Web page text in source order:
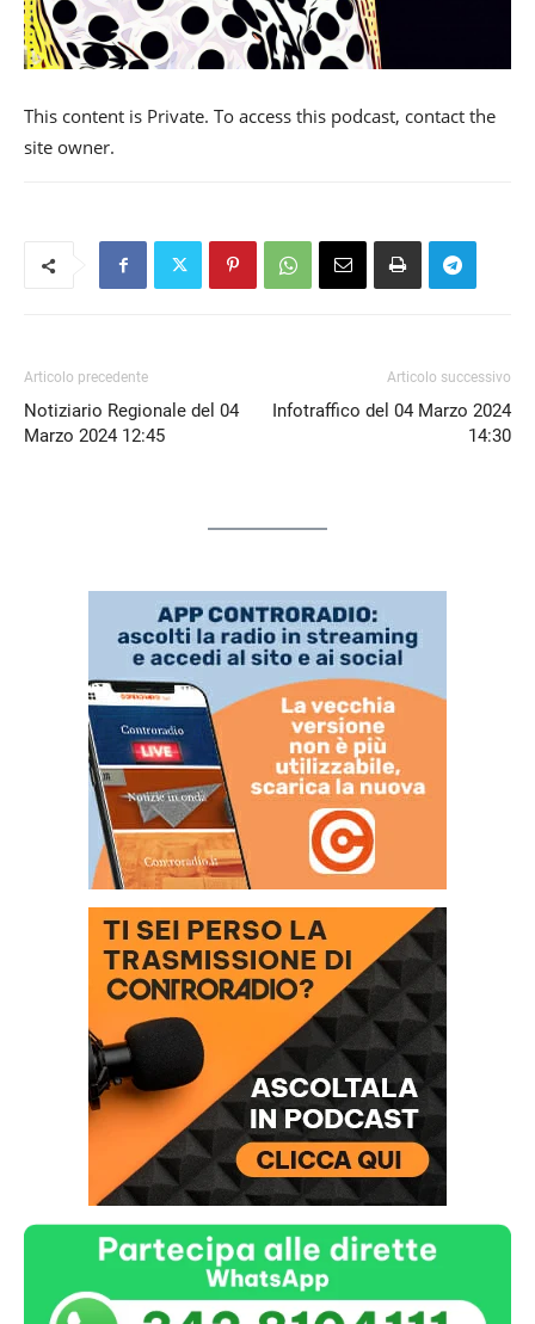
This content is Private. To access this podcast, contact the
site owner.
Articolo precedente
Notiziario Regionale del 04
Marzo 2024 12:45
Articolo successivo
Infotraffico del 04 Marzo 2024
14:30